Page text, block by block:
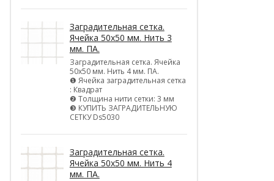
Заградительная сетка.
Ячейка 50х50 мм. Нить 3
мм. ПА.
Заградительная сетка. Ячейка
50х50 мм. Нить 4 мм. ПА.
❶ Ячейка заградительная сетка
: Квадрат
❷ Толщина нити сетки: 3 мм
❸ КУПИТЬ ЗАГРАДИТЕЛЬНУЮ
СЕТКУ Ds5030
Заградительная сетка.
Ячейка 50х50 мм. Нить 4
мм. ПА.